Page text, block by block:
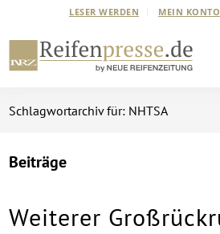
LESER WERDEN MEIN KONTO
Schlagwortarchiv für: NHTSA
Beiträge
Weiterer